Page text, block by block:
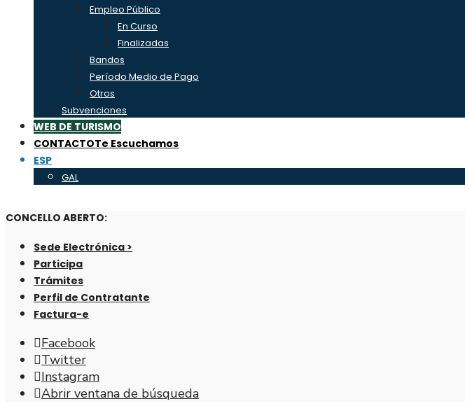
Empleo Público
En Curso
Finalizadas
Bandos
Período Medio de Pago
Otros
Subvenciones
WEB DE TURISMO
CONTACTOTe Escuchamos
ESP
GAL
CONCELLO ABERTO:
Sede Electrónica >
Participa
Trámites
Perfil de Contratante
Factura-e
Facebook
Twitter
Instagram
Abrir ventana de búsqueda